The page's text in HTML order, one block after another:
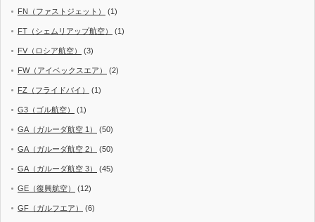
FN（ファストジェット） (1)
FT（シェムリアップ航空） (1)
FV（ロシア航空） (3)
FW（アイベックスエア） (2)
FZ（フライドバイ） (1)
G3（ゴル航空） (1)
GA（ガルーダ航空 1） (50)
GA（ガルーダ航空 2） (50)
GA（ガルーダ航空 3） (45)
GE（復興航空） (12)
GF（ガルフエア） (6)